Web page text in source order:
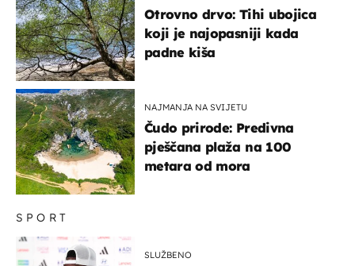
SPORT
SLUŽBENO
Otrovno drvo: Tihi ubojica
koji je najopasniji kada
padne kiša
NAJMANJA NA SVIJETU
Čudo prirode: Predivna
pješčana plaža na 100
metara od mora